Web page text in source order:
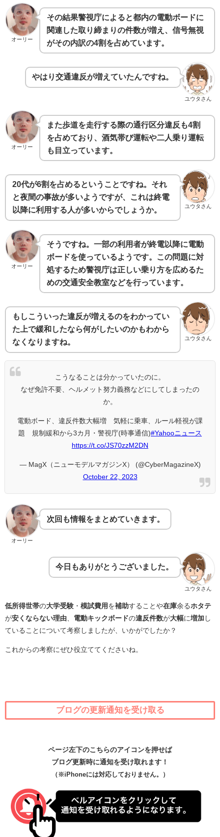
オーリー
その結果警視庁によると都内の電動ボードに
関連した取り締まりの件数が増え、信号無視
がその内訳の4割を占めています。
ユウタさん
やはり交通違反が増えていたんですね。
オーリー
また歩道を走行する際の通行区分違反も4割
を占めており、酒気帯び運転や二人乗り運転
も目立っています。
ユウタさん
20代が6割を占めるということですね。それ
と夜間の事故が多いようですが、これは終電
以降に利用する人が多いからでしょうか。
オーリー
そうですね。一部の利用者が終電以降に電動
ボードを使っているようです。この問題に対
処するため警視庁は正しい乗り方を広めるた
めの交通安全教室などを行っています。
ユウタさん
もしこういった違反が増えるのをわかってい
た上で緩和したなら何がしたいのかもわから
なくなりますね。
こうなることは分かっていたのに。
なぜ免許不要、ヘルメット努力義務などにしてしまったの
か。
電動ボード、違反件数大幅増 気軽に乗車、ルール軽視が課
題 規制緩和から3カ月・警視庁(時事通信)#Yahooニュース
https://t.co/JS70zzM2DN
— MagX（ニューモデルマガジンX） (@CyberMagazineX)
October 22, 2023
オーリー
次回も情報をまとめていきます。
ユウタさん
今日もありがとうございました。
低所得世帯の大学受験 ・ 模試費用 を補助することや在庫余るホタテ
が安くならない理由 電動キックボードの違反件数が大幅に増加 し
ていることについて考察しましたが、いかがでしたか？
これからの考察にぜひ役立ててくださいね。
ブログの更新通知を受け取る
ページ左下のこちらのアイコンを押せば
ブログ更新時に通知を受け取れます！
（※iPhoneには対応しておりません。）